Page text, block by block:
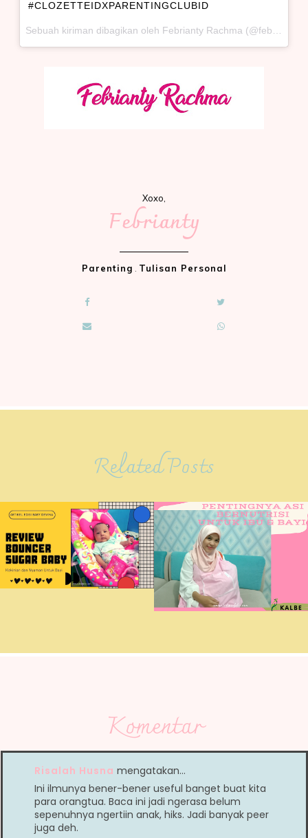
#CLOZETTEIDXPARENTINGCLUBID
Xoxo,
Febrianty
Parenting . Tulisan Personal
Related Posts
Komentar
Risalah Husna mengatakan…
Ini ilmunya bener-bener useful banget buat kita
para orangtua. Baca ini jadi ngerasa belum
sepenuhnya ngertiin anak, hiks. Jadi banyak peer
juga deh.